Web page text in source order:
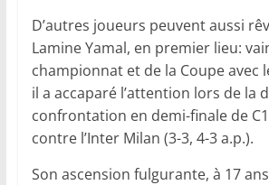
D’autres joueurs peuvent aussi
Lamine Yamal, en premier lieu:
championnat et de la Coupe avec
il a accaparé l’attention lors de la
confrontation en demi-finale de
contre l’Inter Milan (3-3, 4-3 a.p.).
Son ascension fulgurante, à 17